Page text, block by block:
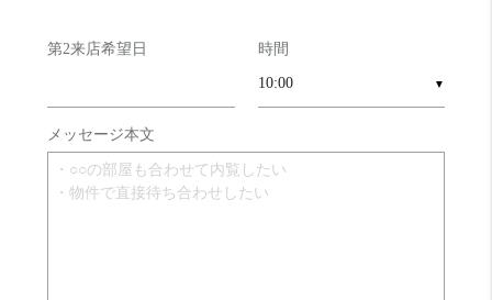
第2来店希望日 時間
▼
メッセージ本文